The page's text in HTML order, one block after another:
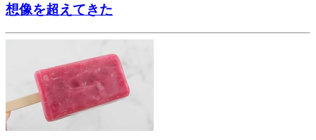
想像を超えてきた